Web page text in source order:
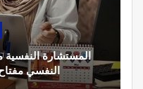
المستشارة النفسية
النفسي